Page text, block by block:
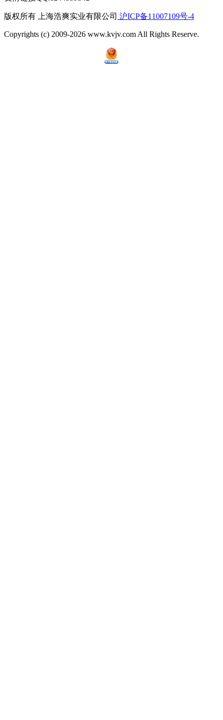
版权所有 上海浩爽实业有限公司 沪ICP备11007109号-4
Copyrights (c) 2009-2026 www.kvjv.com All Rights Reserve.